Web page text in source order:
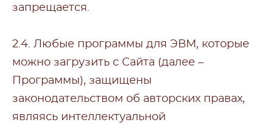
запрещается.
2.4. Любые программы для ЭВМ, которые
можно загрузить с Сайта (далее –
Программы), защищены
законодательством об авторских правах,
являясь интеллектуальной